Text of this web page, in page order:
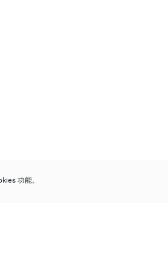
功能。